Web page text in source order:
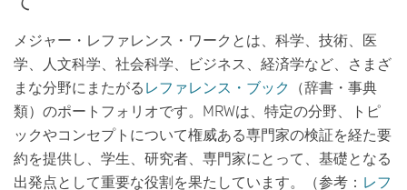
メジャー・レファレンス・ワークとは、科学、技術、医
学、人文科学、社会科学、ビジネス、経済学など、さまざ
まな分野にまたがるレファレンス・ブック （辞書・事典
類）のポートフォリオです。MRWは、特定の分野、トピ
ックやコンセプトについて権威ある専門家の検証を経た要
約を提供し、学生、研究者、専門家にとって、基礎となる
出発点として重要な役割を果たしています。（参考： レフ